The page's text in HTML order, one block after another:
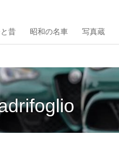
昔 昭和の名車 写真蔵